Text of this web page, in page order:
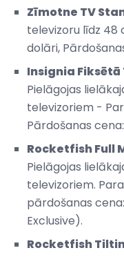
Zīmotne TV
televizoru līdz 48
dolāri,
Insignia
Pielāgojas
televizoriem -
Pārdošanas cena:
Rocketfish Full
Pielāgojas
televizoriem.
pārdošanas
Exclusive).
Rocketfish